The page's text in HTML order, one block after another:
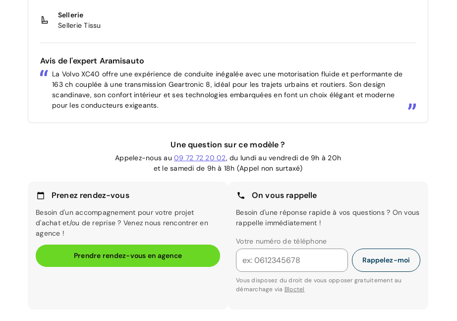
Sellerie
Sellerie Tissu
Avis de l'expert Aramisauto
La Volvo XC40 offre une expérience de conduite inégalée avec une motorisation fluide et performante de
163 ch couplée à une transmission Geartronic 8, idéal pour les trajets urbains et routiers. Son design
scandinave, son confort intérieur et ses technologies embarquées en font un choix élégant et moderne
pour les conducteurs exigeants.
Une question sur ce modèle ?
Appelez-nous au 09 72 72 20 02, du lundi au vendredi de 9h à 20h
et le samedi de 9h à 18h (Appel non surtaxé)
Prenez rendez-vous
Besoin d'un accompagnement pour votre projet
d'achat et/ou de reprise ? Venez nous rencontrer en
agence !
Prendre rendez-vous en agence
On vous rappelle
Besoin d'une réponse rapide à vos questions ? On vous
rappelle immédiatement !
Votre numéro de téléphone
Rappelez-moi
Vous disposez du droit de vous opposer gratuitement au
démarchage via Bloctel